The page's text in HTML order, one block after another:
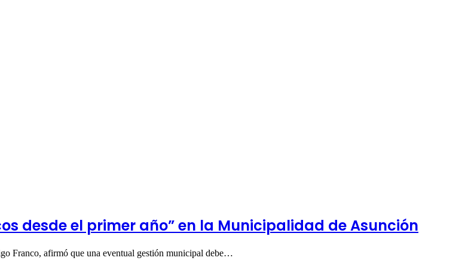
desde el primer año” en la Municipalidad de Asunción
Franco, afirmó que una eventual gestión municipal debe…